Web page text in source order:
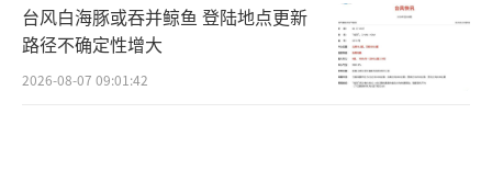
台风白海豚或吞并鲸鱼 登陆地点更新
路径不确定性增大
2026-08-07 09:01:42